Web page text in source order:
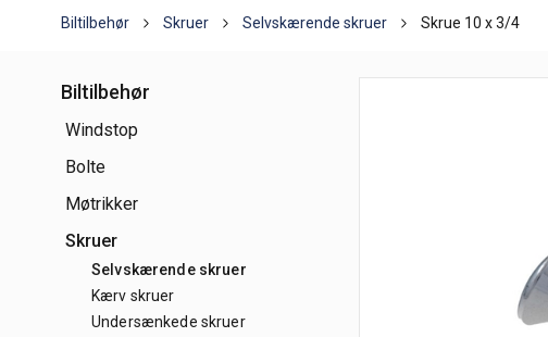
Biltilbehør Skruer Selvskærende skruer Skrue 10 x 3/4
Biltilbehør
Windstop
Bolte
Møtrikker
Skruer
Selvskærende skruer
Kærv skruer
Undersænkede skruer